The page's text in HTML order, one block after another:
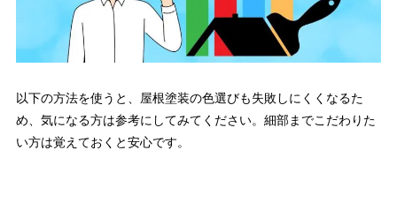
以下の方法を使うと、屋根塗装の色選びも失敗しにくくなるた
め、気になる方は参考にしてみてください。細部までこだわりた
い方は覚えておくと安心です。